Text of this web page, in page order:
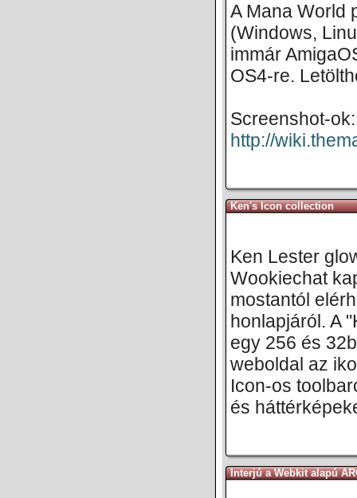
A Mana World
(Windows,
immár
OS4-re.
Screenshot-ok:
http://
Ken's Icon collection
Ken Lester
Wookiechat
mostantól
honlapjáról. A
egy 256 és
weboldal az
Icon-os
és
Interjú a Webkit alapú